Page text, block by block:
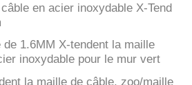
en acier inoxydable X-Tend
de 1.6MM X-tendent la maille
inoxydable pour le mur vert
la maille de câble, zoo/maille